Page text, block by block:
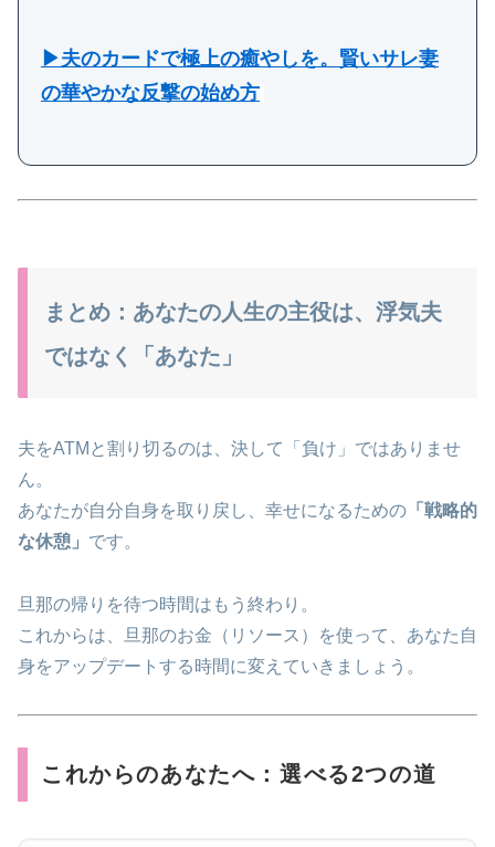
▶︎夫のカードで極上の癒やしを。賢いサレ妻
の華やかな反撃の始め方
まとめ：あなたの人生の主役は、浮気夫
ではなく「あなた」
夫をATMと割り切るのは、決して「負け」ではありませ
ん。
あなたが自分自身を取り戻し、幸せになるための 「戦略的
な休憩」 です。
旦那の帰りを待つ時間はもう終わり。
これからは、旦那のお金（リソース）を使って、あなた自
身をアップデートする時間に変えていきましょう。
これからのあなたへ：選べる2つの道